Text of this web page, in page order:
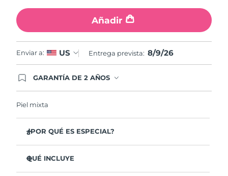
Añadir
Enviar a: US Entrega prevista: 8/9/26
GARANTÍA DE 2 AÑOS
de tener algún problema durante los 2 años
producto sin cargo alguno.
Piel mixta
¿POR QUÉ ES ESPECIAL?
maquillaje de la piel. Clínicamente probado.
Elimina las impurezas que se acumulan en los poros,
QUÉ INCLUYE